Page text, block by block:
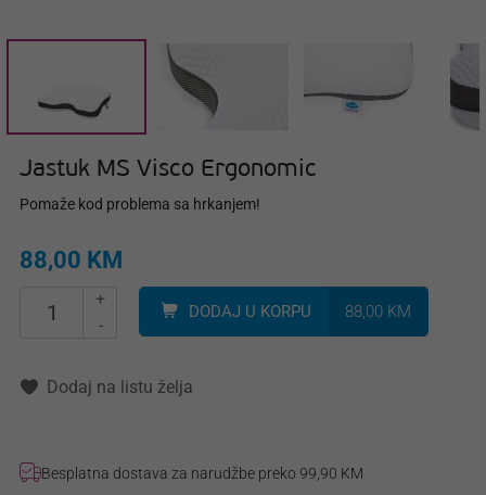
Jastuk MS Visco Ergonomic
Pomaže kod problema sa hrkanjem!
88,00 KM
+
-
DODAJ U KORPU 88,00 KM
Dodaj na listu želja
Besplatna dostava za narudžbe preko 99,90 KM